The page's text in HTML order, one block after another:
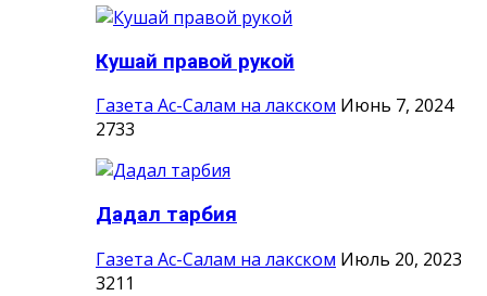
Кушай правой рукой
Газета Ас-Салам на лакском Июнь 7, 2024
2733
Дадал тарбия
Газета Ас-Салам на лакском Июль 20, 2023
3211